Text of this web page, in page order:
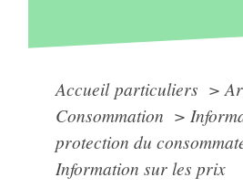
Accueil particuliers >
Consommation >
protection du
Information sur les prix